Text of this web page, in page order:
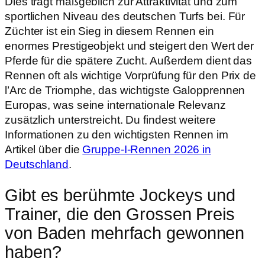
sportlichen Niveau des deutschen Turfs bei. Für
Züchter ist ein Sieg in diesem Rennen ein
enormes Prestigeobjekt und steigert den Wert der
Pferde für die spätere Zucht. Außerdem dient das
Rennen oft als wichtige Vorprüfung für den Prix de
l’Arc de Triomphe, das wichtigste Galopprennen
Europas, was seine internationale Relevanz
zusätzlich unterstreicht. Du findest weitere
Informationen zu den wichtigsten Rennen im
Artikel über die Gruppe-I-Rennen 2026 in
Deutschland.
Gibt es berühmte Jockeys und
Trainer, die den Grossen Preis
von Baden mehrfach gewonnen
haben?